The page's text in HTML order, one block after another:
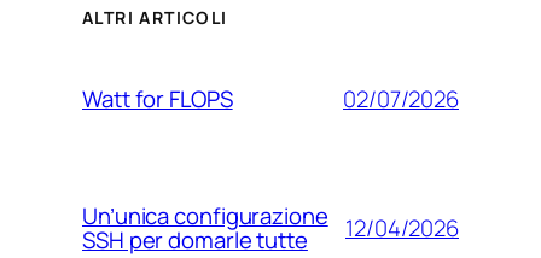
ALTRI ARTICOLI
Watt for FLOPS 02/07/2026
Un’unica configurazione
SSH per domarle tutte 12/04/2026